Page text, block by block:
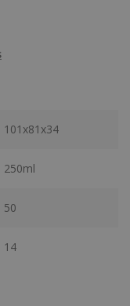
101x81x34
250ml
50
14